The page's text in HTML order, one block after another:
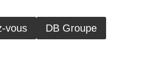
vous DB Groupe